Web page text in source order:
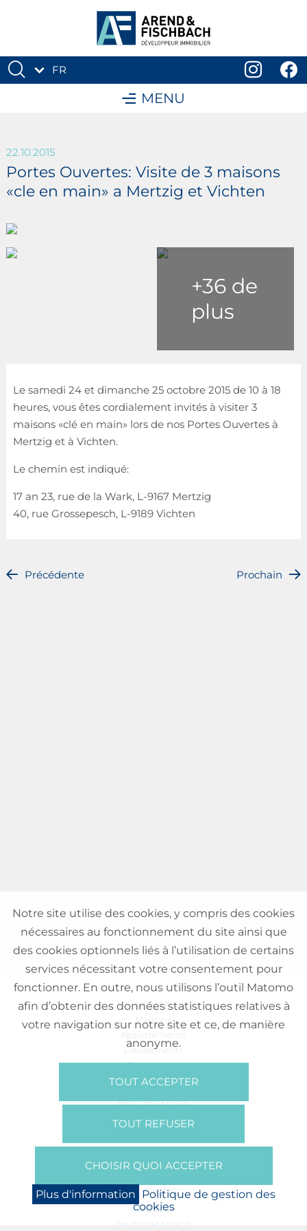
FR
MENU
22.10.2015
Portes Ouvertes: Visite de 3 maisons
«cle en main» a Mertzig et Vichten
+36 de
plus
Le samedi 24 et dimanche 25 octobre 2015 de 10 à 18
heures, vous êtes cordialement invités à visiter 3
maisons «clé en main» lors de nos Portes Ouvertes à
Mertzig et à Vichten.
Le chemin est indiqué:
17 an 23, rue de la Wark, L-9167 Mertzig
40, rue Grossepesch, L-9189 Vichten
Précédente Prochain
VENTE
Maisons
Appartements
Lotissements
Commerces
Bureaux
RÉFÉRENCES
SUR NOUS
Presse
BOOKING
NEWS
PARTENAIRES
Notre site utilise des cookies, y compris des cookies
nécessaires au fonctionnement du site ainsi que
des cookies optionnels liés à l’utilisation de certains
services nécessitant votre consentement pour
fonctionner. En outre, nous utilisons l’outil Matomo
afin d’obtenir des données statistiques relatives à
votre navigation sur notre site et ce, de manière
anonyme.
TOUT ACCEPTER
TOUT REFUSER
CHOISIR QUOI ACCEPTER
Plus d'information Politique de gestion des
cookies